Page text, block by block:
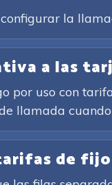
la
a las
por uso con
llamada
de